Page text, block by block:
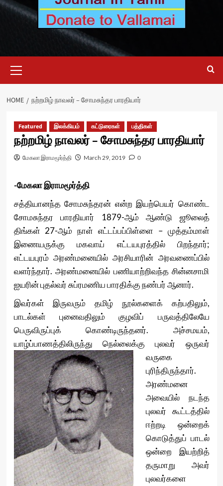
Menu
HOME நற்றமிழ் நாவலர் – சோமசுந்தர பாரதியார்
Featured இலக்கியம் கட்டுரைகள் பத்திகள்
நற்றமிழ் நாவலர் – சோமசுந்தர பாரதியார்
மேகலா இராமமூர்த்தி March 29, 2019 0
-மேகலா இராமமூர்த்தி
சத்தியானந்த சோமசுந்தரன் என்ற இயற்பெயர் கொண்ட
சோமசுந்தர பாரதியார் 1879-ஆம் ஆண்டு ஜூலைத்
திங்கள் 27-ஆம் நாள் எட்டப்பப்பிள்ளை – முத்தம்மாள்
இணையருக்கு மகவாய் எட்டயபுரத்தில் பிறந்தார்;
எட்டயபுரம் அரண்மனையில் அரசியாரின் அரவணைப்பில்
வளர்ந்தார். அரண்மனையில் பணியாற்றிவந்த சின்னசாமி
ஐயரின் புதல்வர் சுப்ரமணிய பாரதிக்கு நண்பர் ஆனார்.
இவர்கள் இருவரும் தமிழ் நூல்களைக் கற்பதிலும்,
பாடல்கள் புனைவதிலும் குழவிப் பருவத்திலேயே
பெருவிருப்புக் கொண்டிருந்தனர். அச்சமயம்,
யாழ்ப்பாணத்திலிருந்து நெல்லைக்குபுலவர் ஒருவர்
வருகை
புரிந்திருந்தார்.
அரண்மனை
அவையில் நடந்த
புலவர் கூட்டத்தில்
ஈற்றடி ஒன்றைக்
கொடுத்துப் பாடல்
ஒன்றை இயற்றித்
தருமாறு அவர்
புலவர்களை